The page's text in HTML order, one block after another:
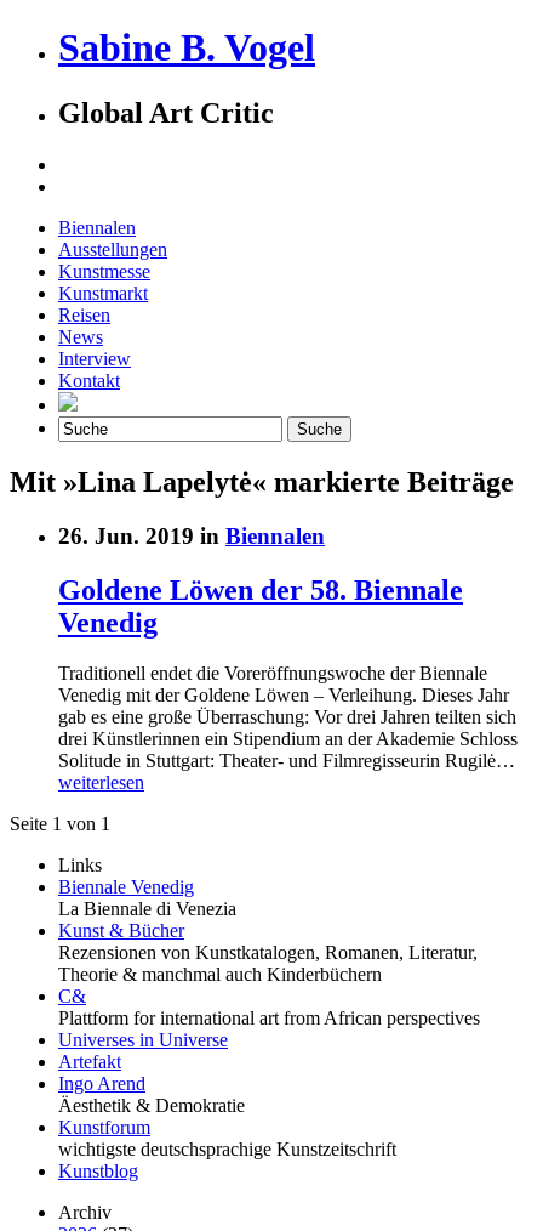
Sabine B. Vogel
Global Art Critic
Biennalen
Ausstellungen
Kunstmesse
Kunstmarkt
Reisen
News
Interview
Kontakt
Mit »Lina Lapelytė« markierte Beiträge
26. Jun. 2019 in Biennalen
Goldene Löwen der 58. Biennale
Venedig
Traditionell endet die Voreröffnungswoche der Biennale
Venedig mit der Goldene Löwen – Verleihung. Dieses Jahr
gab es eine große Überraschung: Vor drei Jahren teilten sich
drei Künstlerinnen ein Stipendium an der Akademie Schloss
Solitude in Stuttgart: Theater- und Filmregisseurin Rugilė…
weiterlesen
Seite 1 von 1
Links
Biennale Venedig
La Biennale di Venezia
Kunst & Bücher
Rezensionen von Kunstkatalogen, Romanen, Literatur,
Theorie & manchmal auch Kinderbüchern
C&
Plattform for international art from African perspectives
Universes in Universe
Artefakt
Ingo Arend
Äesthetik & Demokratie
Kunstforum
wichtigste deutschsprachige Kunstzeitschrift
Kunstblog
Archiv